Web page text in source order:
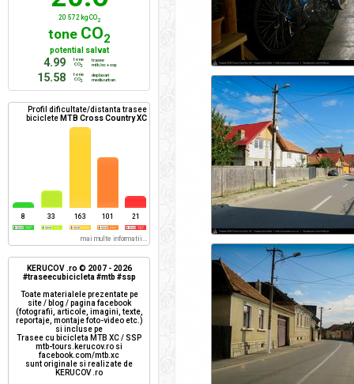
20 572 kg CO2
tone CO2
potential salvat
4.99
tone
CO2
trasee
mtb/xc + ssp
15.58
tone
CO2
deplasari
mediu urban
Profil dificultate/distanta trasee
biciclete MTB Cross Country XC
8 33 163 101 21
mai multe informatii...
KERUCOV .ro © 2007 - 2026
#traseecubicicleta #mtb #ssp
Toate materialele prezentate pe
site / blog / pagina facebook
(fotografii, articole, imagini, texte,
reportaje, montaje foto-video etc.)
si incluse pe
Trasee cu bicicleta MTB XC / SSP
mtb-tours.kerucov.ro si
facebook.com/mtb.xc
sunt originale si realizate de
KERUCOV .ro